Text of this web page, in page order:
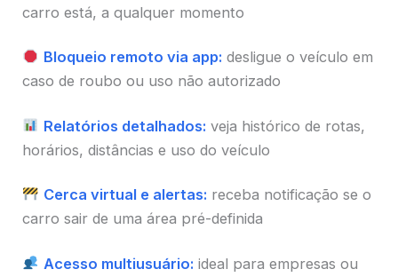
carro está, a qualquer momento
Bloqueio remoto via app: desligue o veículo em
caso de roubo ou uso não autorizado
Relatórios detalhados: veja histórico de rotas,
horários, distâncias e uso do veículo
Cerca virtual e alertas: receba notificação se o
carro sair de uma área pré-definida
Acesso multiusuário: ideal para empresas ou